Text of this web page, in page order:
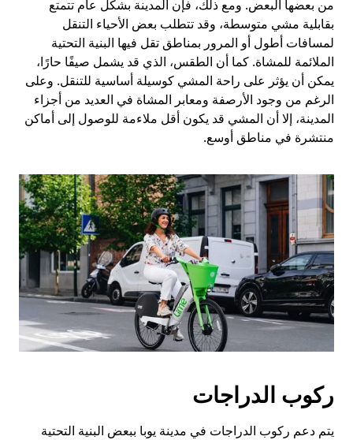
من بعضها البعض. ومع ذلك، فإن المدينة بشكل عام تتمتع
بقابلية مشي متوسطة، وقد تتطلب بعض الأحياء التنقل
لمسافات أطول أو المرور بمناطق تقل فيها البنية التحتية
الملائمة للمشاة. كما أن الطقس، الذي قد يشمل صيفًا حارًا،
يمكن أن يؤثر على راحة المشي كوسيلة أساسية للتنقل. وعلى
الرغم من وجود الأرصفة ومعابر المشاة في العديد من أجزاء
المدينة، إلا أن المشي قد يكون أقل ملاءمة للوصول إلى أماكن
منتشرة في مناطق أوسع.
ركوب الدراجات
يتم دعم ركوب الدراجات في مدينة يوبا ببعض البنية التحتية